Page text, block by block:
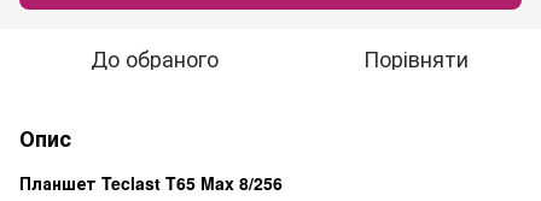
До обраного Порівняти
Опис
Планшет Teclast T65 Max 8/256